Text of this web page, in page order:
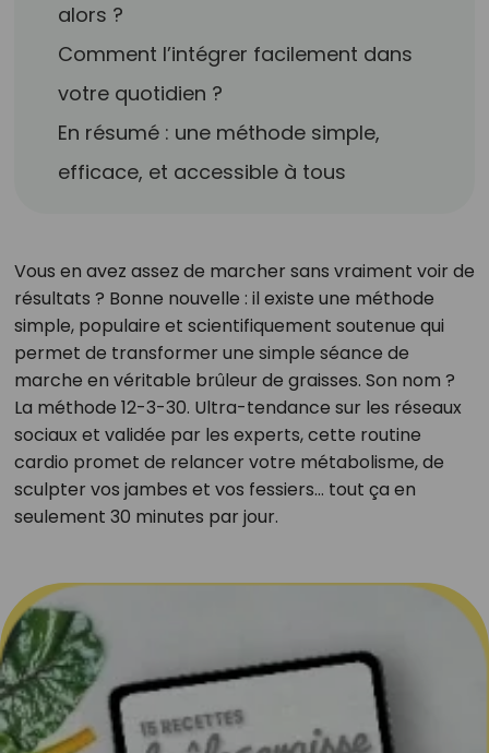
alors ?
Comment l’intégrer facilement dans
votre quotidien ?
En résumé : une méthode simple,
efficace, et accessible à tous
Vous en avez assez de marcher sans vraiment voir de
résultats ? Bonne nouvelle : il existe une méthode
simple, populaire et scientifiquement soutenue qui
permet de transformer une simple séance de
marche en véritable brûleur de graisses. Son nom ?
La méthode 12-3-30. Ultra-tendance sur les réseaux
sociaux et validée par les experts, cette routine
cardio promet de relancer votre métabolisme, de
sculpter vos jambes et vos fessiers… tout ça en
seulement 30 minutes par jour.